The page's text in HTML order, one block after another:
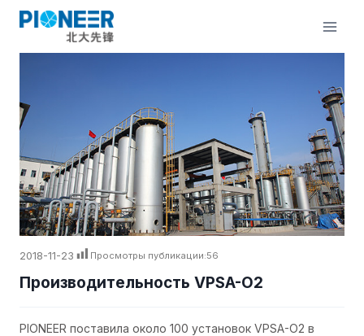
Перейти
содержимому
2018-11-23 Просмотры публикации:56
Производительность VPSA-O2
PIONEER поставила около 100 установок VPSA-O2 в